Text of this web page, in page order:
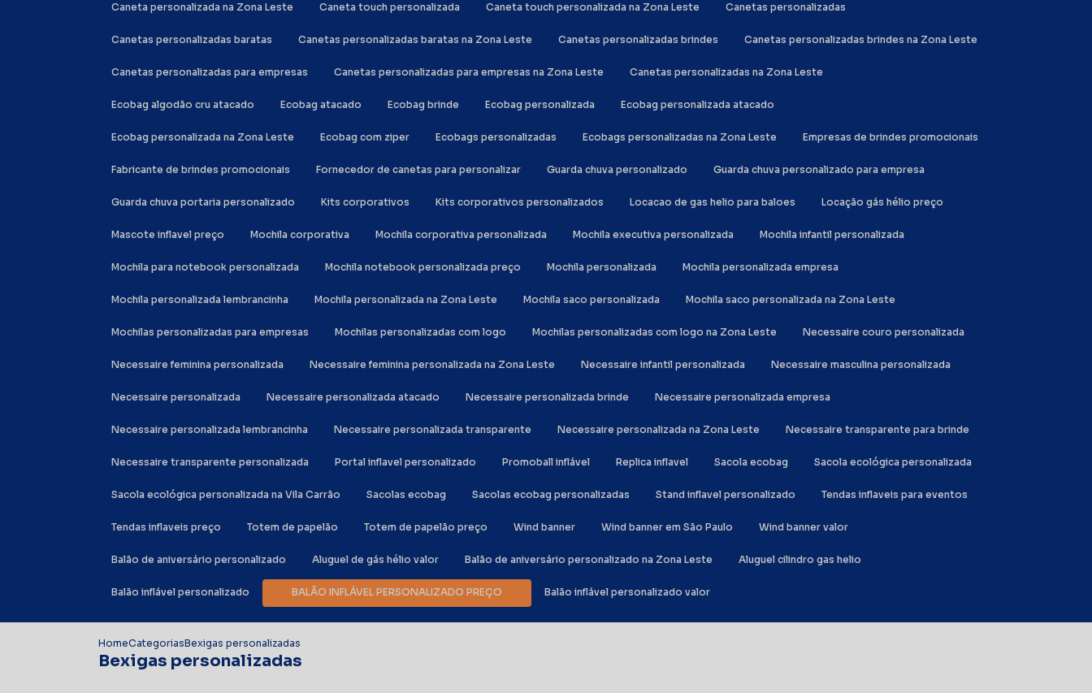
Aluguel cilindro gas helio
Aluguel de gás hélio valor
Balão de aniversário personalizado Balão de aniversário personalizado na Zona Leste
Balão inflável personalizado BALÃO INFLÁVEL PERSONALIZADO PREÇO Balão inflável personalizado valor
Caneta personalizada na Zona Leste Caneta touch personalizada Caneta touch personalizada na Zona Leste Canetas personalizadas
Canetas personalizadas baratas Canetas personalizadas baratas na Zona Leste Canetas personalizadas brindes Canetas personalizadas brindes na Zona Leste
Canetas personalizadas para empresas Canetas personalizadas para empresas na Zona Leste Canetas personalizadas na Zona Leste
Ecobag algodão cru atacado Ecobag atacado Ecobag brinde Ecobag personalizada Ecobag personalizada atacado
Ecobag personalizada na Zona Leste Ecobag com ziper Ecobags personalizadas Ecobags personalizadas na Zona Leste Empresas de brindes promocionais
Fabricante de brindes promocionais Fornecedor de canetas para personalizar Guarda chuva personalizado Guarda chuva personalizado para empresa
Guarda chuva portaria personalizado Kits corporativos Kits corporativos personalizados Locacao de gas helio para baloes Locação gás hélio preço
Mascote inflavel preço Mochila corporativa Mochila corporativa personalizada Mochila executiva personalizada Mochila infantil personalizada
Mochila para notebook personalizada Mochila notebook personalizada preço Mochila personalizada Mochila personalizada empresa
Mochila personalizada lembrancinha Mochila personalizada na Zona Leste Mochila saco personalizada Mochila saco personalizada na Zona Leste
Mochilas personalizadas para empresas Mochilas personalizadas com logo Mochilas personalizadas com logo na Zona Leste Necessaire couro personalizada
Necessaire feminina personalizada Necessaire feminina personalizada na Zona Leste Necessaire infantil personalizada Necessaire masculina personalizada
Necessaire personalizada Necessaire personalizada atacado Necessaire personalizada brinde Necessaire personalizada empresa
Necessaire personalizada lembrancinha Necessaire personalizada transparente Necessaire personalizada na Zona Leste Necessaire transparente para brinde
Necessaire transparente personalizada Portal inflavel personalizado Promoball inflável Replica inflavel Sacola ecobag Sacola ecológica personalizada
Sacola ecológica personalizada na Vila Carrão Sacolas ecobag Sacolas ecobag personalizadas Stand inflavel personalizado Tendas inflaveis para eventos
Tendas inflaveis preço Totem de papelão Totem de papelão preço Wind banner Wind banner em São Paulo Wind banner valor
HomeCategoriasBexigas personalizadas
Bexigas personalizadas